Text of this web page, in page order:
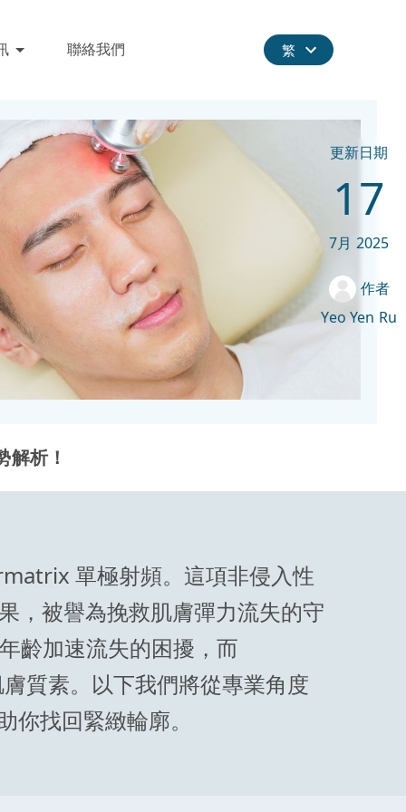
更新日期
17
7月 2025
作者
Yeo Yen Ru
聯絡我們 繁
析！
單極射頻。這項非侵入性
，被譽為挽救肌膚彈力流失的守
齡加速流失的困擾，而
質素。以下我們將從專業角度
找回緊緻輪廓。